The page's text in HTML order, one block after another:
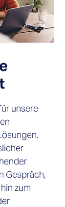
unsere
Gespräch,
zum